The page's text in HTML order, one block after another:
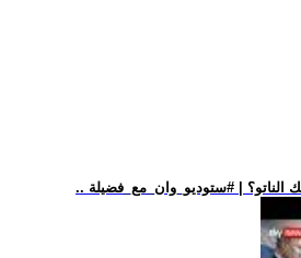
الناتو؟ | #ستوديو_وان_مع_فضيلة